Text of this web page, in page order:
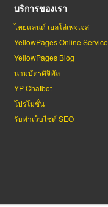
บริการของเรา
ไทยแลนด์ เยลโล่เพจเจส
YellowPages Online Service
YellowPages Blog
นามบัตรดิจิทัล
YP Chatbot
โปรโมชั่น
รับทำเว็บไซต์ SEO